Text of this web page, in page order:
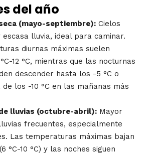
del año
(mayo-septiembre): Cielos
escasa lluvia, ideal para caminar.
diurnas máximas suelen
12 °C, mientras que las nocturnas
descender hasta los -5 °C o
los -10 °C en las mañanas más
lluvias (octubre-abril): Mayor
frecuentes, especialmente
Las temperaturas máximas bajan
°C-10 °C) y las noches siguen